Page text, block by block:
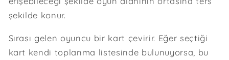
şekilde konur.
Sırası gelen oyuncu bir kart çevirir. Eğer seçtiği
kart kendi toplanma listesinde bulunuyorsa, bu